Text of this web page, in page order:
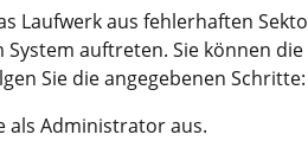
Laufwerk aus fehlerhaften
System auftreten. Sie können
Sie die angegebenen Schritte:
als Administrator aus.